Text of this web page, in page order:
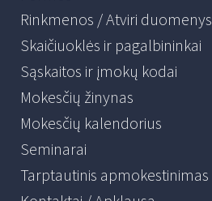
Rinkmenos / Atviri duomenys
Skaičiuoklės ir pagalbininkai
Sąskaitos ir įmokų kodai
Mokesčių žinynas
Mokesčių kalendorius
Seminarai
Tarptautinis apmokestinimas